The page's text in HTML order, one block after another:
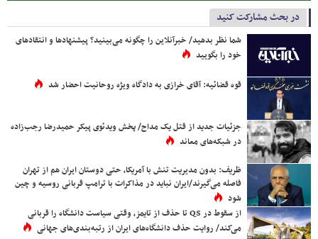
در بحث مشارکت کنید
شما نظر بدهید/ خبرآنلاین را چگونه می‌بینید؟ پیشنهادها و انتقادهای
خود را بگویید
قوه قضائیه: آقای خرازی به دادگاه ویژه روحانیت احضار شد
جزئیات جدید از قتل یک مداح/ پخش ویدئوی پیکر حمیدرضا رجب‌زاده
در شبکه‌های معاند
ظریف: بدون مدیریت تنش با آمریکا، حتی دوستان ایران هم از تهران
فاصله می‌گیرند/ایران نباید در مذاکرات با ترامپ قربانی روسیه و چین
شود
از سقوط در QS تا حذف از تایمز، وقتی سیاست دانشگاه را قربانی
می‌کند/ روایت حذف دانشگاه‌های ایران از رتبه‌بندی‌های جهانی